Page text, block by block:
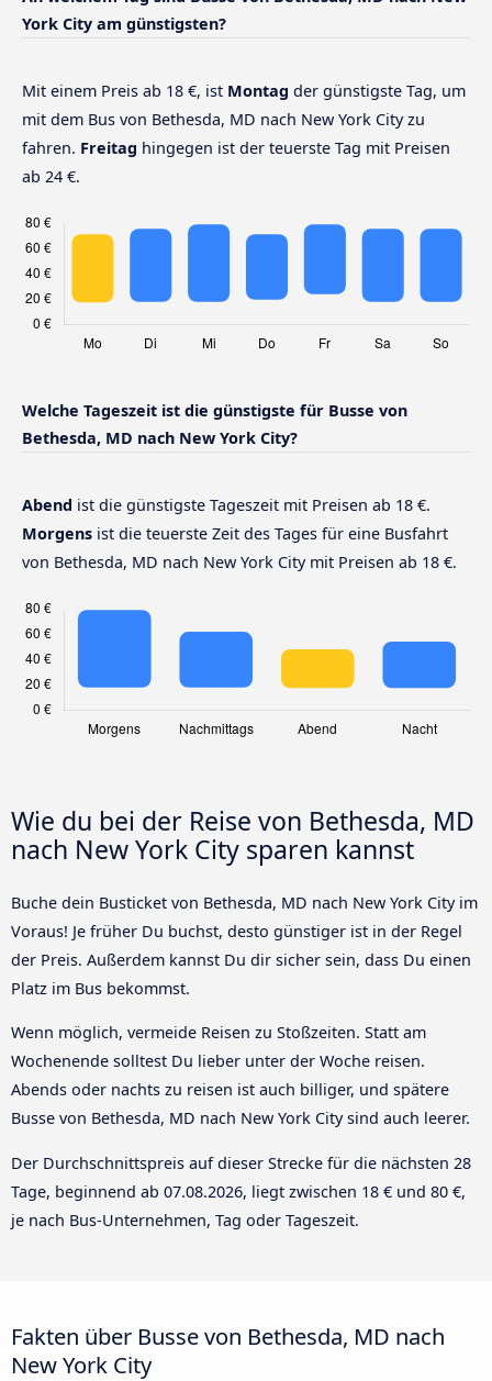
York City am günstigsten?
Mit einem Preis ab 18 €, ist Montag der günstigste Tag, um
mit dem Bus von Bethesda, MD nach New York City zu
fahren. Freitag hingegen ist der teuerste Tag mit Preisen
ab 24 €.
Welche Tageszeit ist die günstigste für Busse von
Bethesda, MD nach New York City?
Abend ist die günstigste Tageszeit mit Preisen ab 18 €.
Morgens ist die teuerste Zeit des Tages für eine Busfahrt
von Bethesda, MD nach New York City mit Preisen ab 18 €.
Wie du bei der Reise von Bethesda, MD
nach New York City sparen kannst
Buche dein Busticket von Bethesda, MD nach New York City im
Voraus! Je früher Du buchst, desto günstiger ist in der Regel
der Preis. Außerdem kannst Du dir sicher sein, dass Du einen
Platz im Bus bekommst.
Wenn möglich, vermeide Reisen zu Stoßzeiten. Statt am
Wochenende solltest Du lieber unter der Woche reisen.
Abends oder nachts zu reisen ist auch billiger, und spätere
Busse von Bethesda, MD nach New York City sind auch leerer.
Der Durchschnittspreis auf dieser Strecke für die nächsten 28
Tage, beginnend ab 07.08.2026, liegt zwischen 18 € und 80 €,
je nach Bus-Unternehmen, Tag oder Tageszeit.
Fakten über Busse von Bethesda, MD nach
New York City